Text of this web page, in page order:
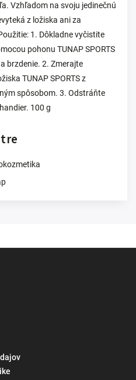
Vzhľadom na svoju jedinečnú
z ložiska ani za
1. Dôkladne vyčistite
pohonu TUNAP SPORTS
brzdenie. 2. Zmerajte
TUNAP SPORTS z
spôsobom. 3. Odstráňte
100 g